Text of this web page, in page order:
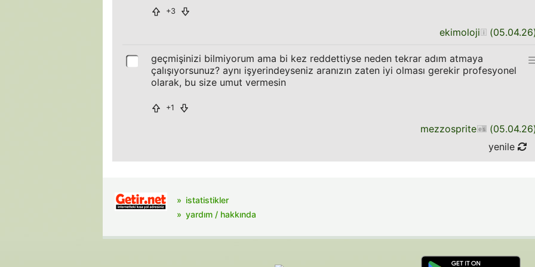
+3
ekimoloji (05.04.26
geçmişinizi bilmiyorum ama bi kez reddettiyse neden tekrar adım atmaya
çalışıyorsunuz? aynı işyerindeyseniz aranızın zaten iyi olması gerekir profesyonel
olarak, bu size umut vermesin
+1
mezzosprite (05.04.26
yenile
istatistikler
yardım / hakkında